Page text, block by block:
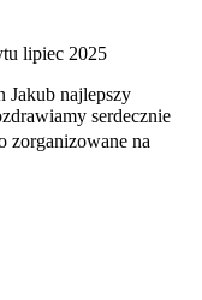
lipiec 2025
Jakub najlepszy
serdecznie
zorganizowane na